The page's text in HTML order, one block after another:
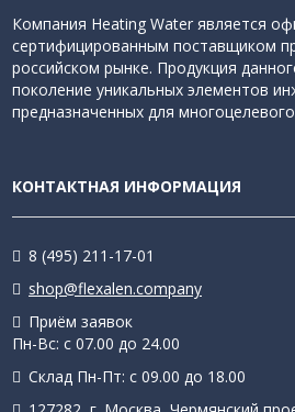
Компания Heating Water является
сертифицированным поставщиком
российском рынке. Продукция
поколение уникальных элементов
предназначенных для
КОНТАКТНАЯ ИНФОРМАЦИЯ
8 (495) 211-17-01
shop@flexalen.company
Приём заявок
Пн-Вс: с 07.00 до 24.00
Склад Пн-Пт: с 09.00 до 18.00